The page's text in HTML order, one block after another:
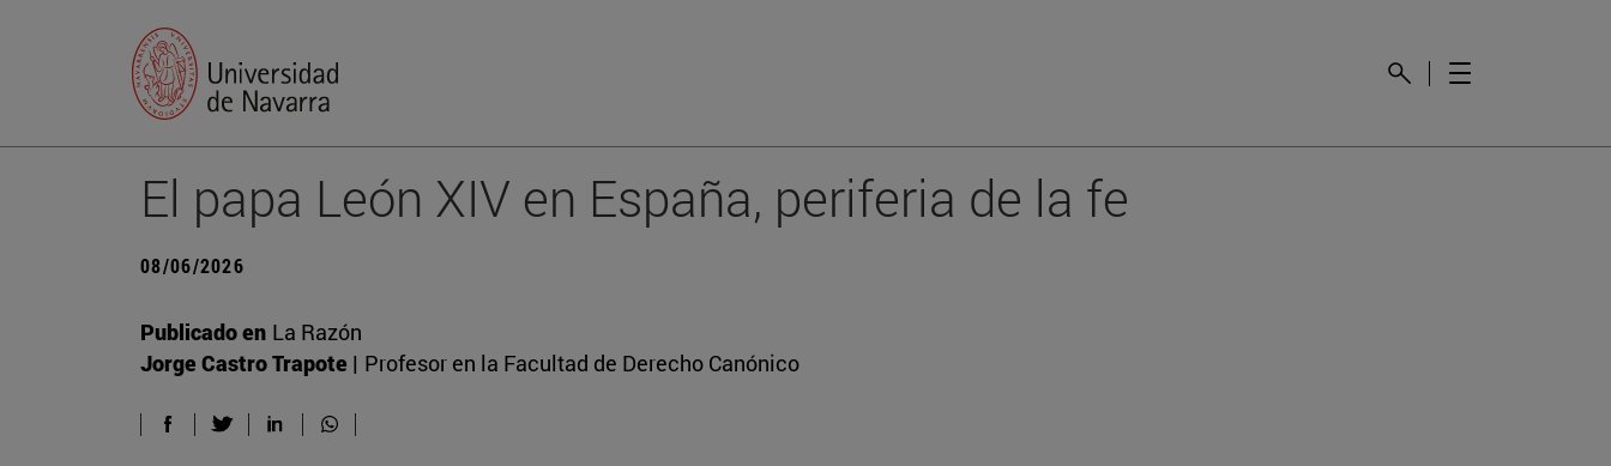
El papa León XIV en España, periferia de la fe
08/06/2026
Publicado en La Razón
Jorge Castro Trapote | Profesor en la Facultad de Derecho Canónico